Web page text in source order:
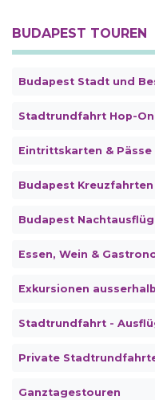
BUDAPEST TOUREN
Budapest Stadt und
Stadtrundfahrt Hop-
Eintrittskarten &
Budapest Kreuzfahrten
Budapest
Essen, Wein &
Exkursionen
Stadtrundfahrt -
Private
Ganztagestouren